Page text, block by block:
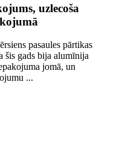
uzlecoša
pasaules pārtikas
šis gads bija alumīnija
jomā, un
...